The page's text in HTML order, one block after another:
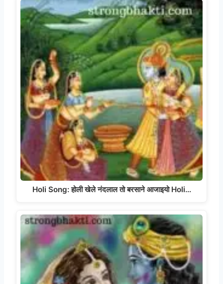
Holi Song: होली खेले नंदलाल तो बरसाने आजाइयो Holi…